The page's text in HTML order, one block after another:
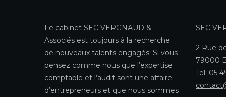
Le cabinet SEC VERGNAUD &
Associés est toujours à la recherche
de nouveaux talents engagés. Si vous
pensez comme nous que l’expertise
comptable et l’audit sont une affaire
d’entrepreneurs et que nous sommes
SEC
2 Rue
79000
Tel: 05